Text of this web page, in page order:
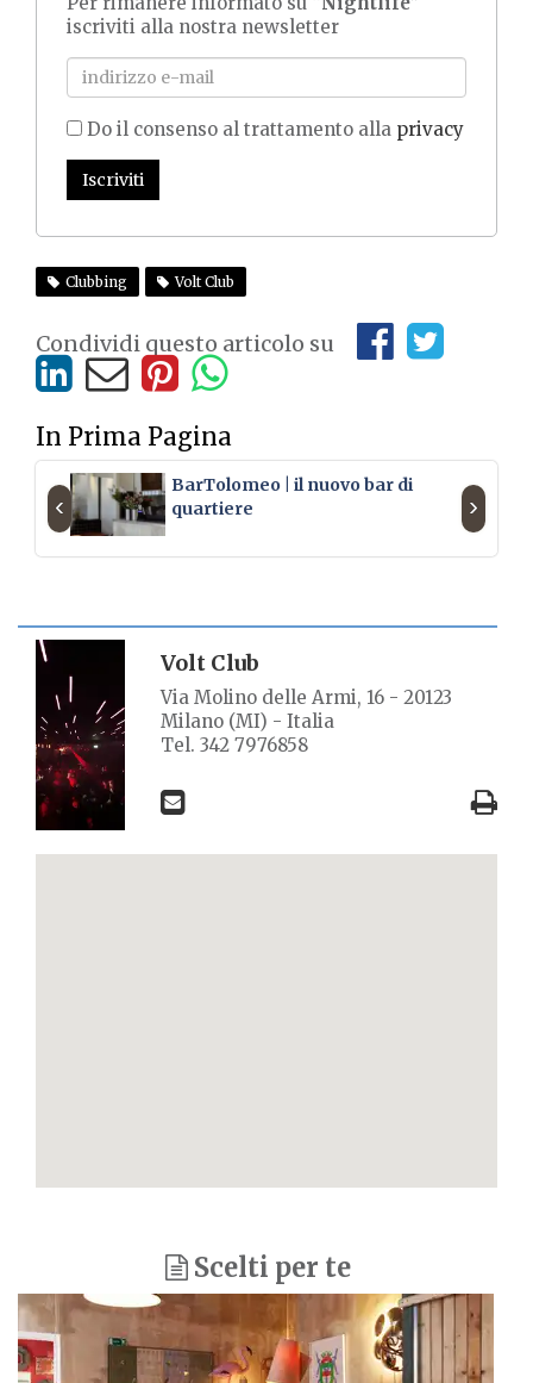
iscriviti alla nostra newsletter
Do il consenso al trattamento alla privacy
Iscriviti
Clubbing Volt Club
Condividi questo articolo su
In Prima Pagina
BarTolomeo | il nuovo bar di
quartiere
‹ ›
Volt Club
Via Molino delle Armi, 16 - 20123
Milano (MI) - Italia
Tel. 342 7976858
Scelti per te